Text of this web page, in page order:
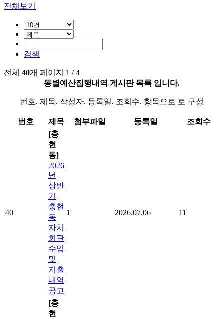
전체보기
검색
전체 40개 페이지 1 / 4
동별예산집행내역 게시판 목록 입니다.
번호, 제목, 작성자, 등록일, 조회수, 항목으로 로 구성
번호 제목 첨부파일 등록일 조회수
40
[충
현
동]
2026
년
상반
기
충현
동
자치
회관
수입
및
지출
내역
공고
1 2026.07.06 11
[충
현